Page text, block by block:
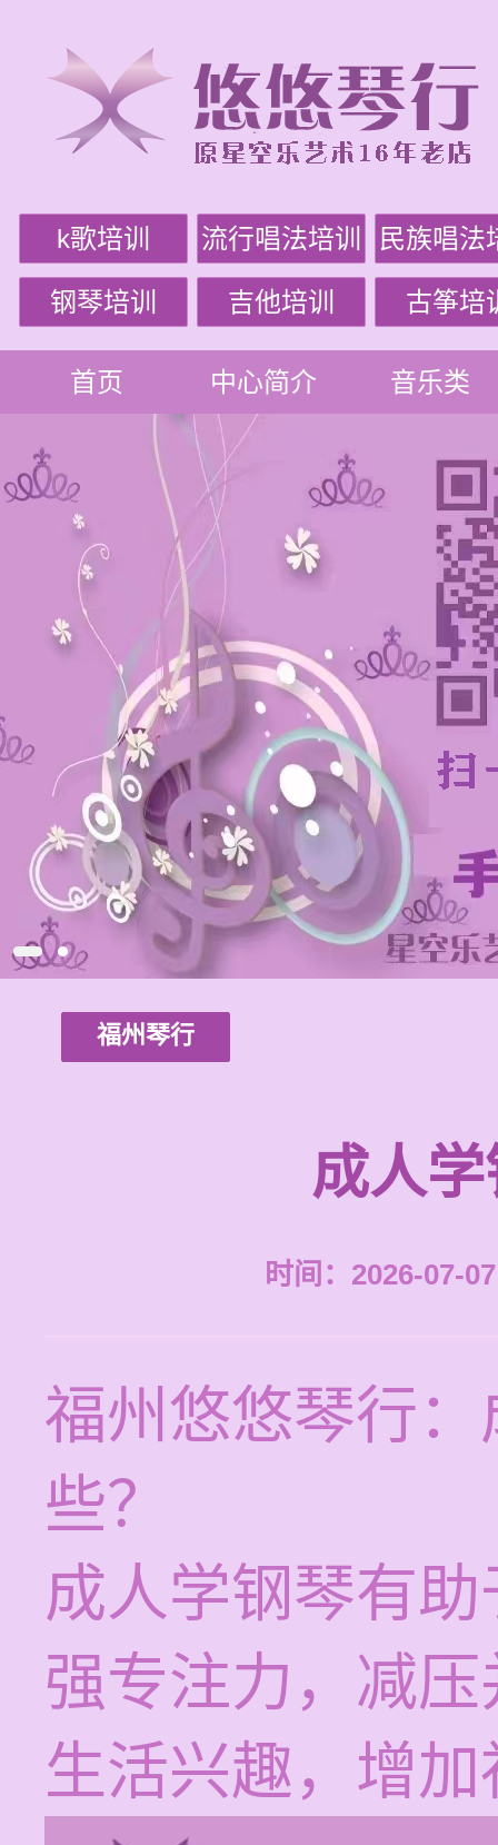
k歌培训 流行唱法培训 民族唱法
钢琴培训 吉他培训 古筝培
首页 中心简介 音乐类
福州琴行
成人
时间：2026-07-
福州悠悠琴行
些？
成人学钢琴有
强专注力，减
生活兴趣，增